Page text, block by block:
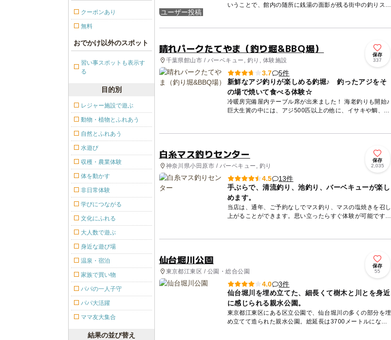
ユーザー投稿
いうことで、館内の随所に銭湯の面影が残る街中の釣りスポ
晴れパークたてやま（釣り堀&BBQ場）
千葉県館山市 / バーベキュー, 釣り, 体験施設
保存
337
3.7
5件
新鮮なアジ釣りが楽しめる釣堀♪ 釣ったアジをそ
の場で焼いて食べる体験☆
冷暖房完備屋内テーブル席が出来ました！ 海老釣りも開始♪
巨大生簀の中には、アジ500匹以上の他に、イサキや鯛、伊
白糸マス釣りセンター
神奈川県小田原市 / バーベキュー, 釣り
保存
2,035
4.5
13件
手ぶらで、清流釣り、池釣り、バーベキューが楽し
めます。
当店は、通年、ご予約なしでマス釣り、マスの塩焼きを召し
上がることができます。思い立ったらすぐ体験が可能です
仙台堀川公園
東京都江東区 / 公園・総合公園
保存
55
4.0
3件
仙台堀川を埋め立てた、細長くて樹木と川とを身近
に感じられる親水公園。
東京都江東区にある区立公園で、仙台堀川の多くの部分を埋
め立てて造られた親水公園。総延長は3700メートルにな
クーポンあり
無料
おでかけ以外のスポット
習い事スポットも表示す
る
目的別
レジャー施設で遊ぶ
動物・植物とふれあう
自然とふれあう
水遊び
収穫・農業体験
体を動かす
非日常体験
学びにつながる
文化にふれる
大人数で遊ぶ
身近な遊び場
温泉・宿泊
家族で買い物
パパの一人子守
パパ大活躍
ママ友大集合
結果の並び替え